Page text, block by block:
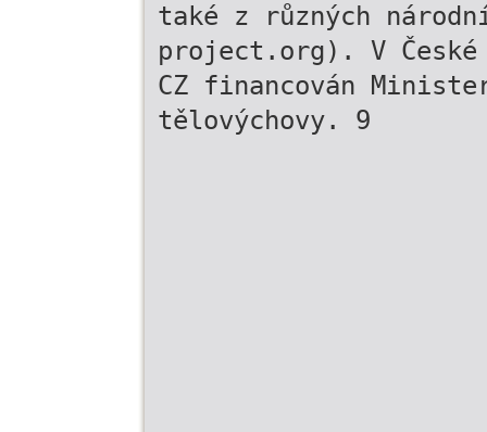
také z různých
project.org). V
CZ financován
tělovýchovy. 9